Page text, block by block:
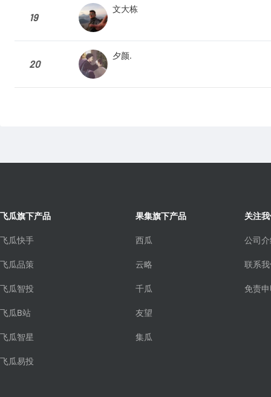
19
文大栋
20
夕颜.
飞瓜旗下产品
飞瓜快手
飞瓜品策
飞瓜智投
飞瓜B站
飞瓜智星
飞瓜易投
果集旗下产品
西瓜
云略
千瓜
友望
集瓜
关注
公司
联系
免责